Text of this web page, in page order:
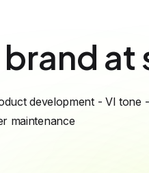
at
development - VI tone
maintenance